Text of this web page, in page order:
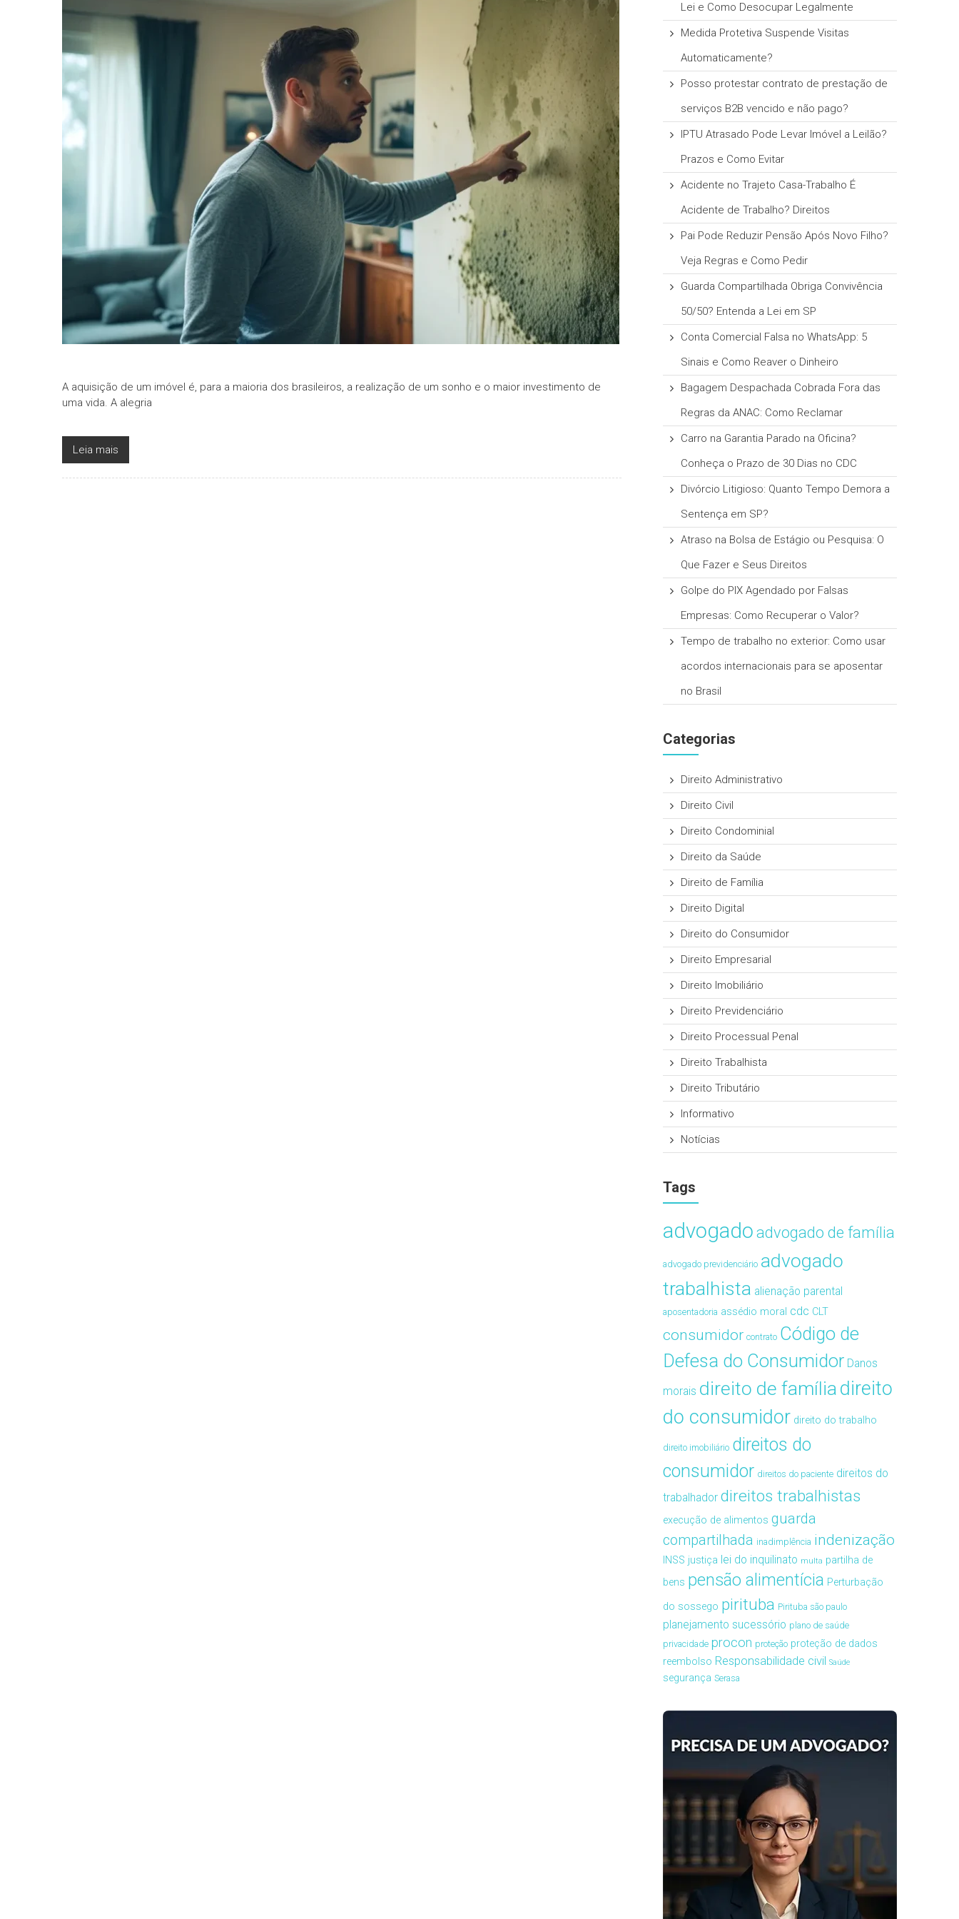
informe-nos
A aquisição de um imóvel é, para a maioria dos brasileiros, a realização de um sonho e o maior investimento de
uma vida. A alegria
Leia mais
Lei e Como Desocupar Legalmente
Medida Protetiva Suspende Visitas
Automaticamente?
Posso protestar contrato de prestação de
serviços B2B vencido e não pago?
IPTU Atrasado Pode Levar Imóvel a Leilão?
Prazos e Como Evitar
Acidente no Trajeto Casa-Trabalho É
Acidente de Trabalho? Direitos
Pai Pode Reduzir Pensão Após Novo Filho?
Veja Regras e Como Pedir
Guarda Compartilhada Obriga Convivência
50/50? Entenda a Lei em SP
Conta Comercial Falsa no WhatsApp: 5
Sinais e Como Reaver o Dinheiro
Bagagem Despachada Cobrada Fora das
Regras da ANAC: Como Reclamar
Carro na Garantia Parado na Oficina?
Conheça o Prazo de 30 Dias no CDC
Divórcio Litigioso: Quanto Tempo Demora a
Sentença em SP?
Atraso na Bolsa de Estágio ou Pesquisa: O
Que Fazer e Seus Direitos
Golpe do PIX Agendado por Falsas
Empresas: Como Recuperar o Valor?
Tempo de trabalho no exterior: Como usar
acordos internacionais para se aposentar
no Brasil
Categorias
Direito Administrativo
Direito Civil
Direito Condominial
Direito da Saúde
Direito de Família
Direito Digital
Direito do Consumidor
Direito Empresarial
Direito Imobiliário
Direito Previdenciário
Direito Processual Penal
Direito Trabalhista
Direito Tributário
Informativo
Notícias
Tags
advogado advogado de família
advogado previdenciário advogado
trabalhista alienação parental
aposentadoria assédio moral cdc CLT
consumidor contrato Código de
Defesa do Consumidor Danos
morais direito de famíliadireito
do consumidor direito do trabalho
direito imobiliário direitos do
consumidor direitos do paciente direitos do
trabalhador direitos trabalhistas
execução de alimentos guarda
compartilhada inadimplência indenização
INSS justiça lei do inquilinato multa partilha de
bens pensão alimentícia Perturbação
do sossego pirituba Pirituba são paulo
planejamento sucessório plano de saúde
privacidade procon proteção proteção de dados
reembolso Responsabilidade civil Saúde
segurança Serasa